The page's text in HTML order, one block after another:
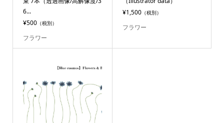
6...
¥500（税別）
フラワー
¥1,500（税別）
フラワー